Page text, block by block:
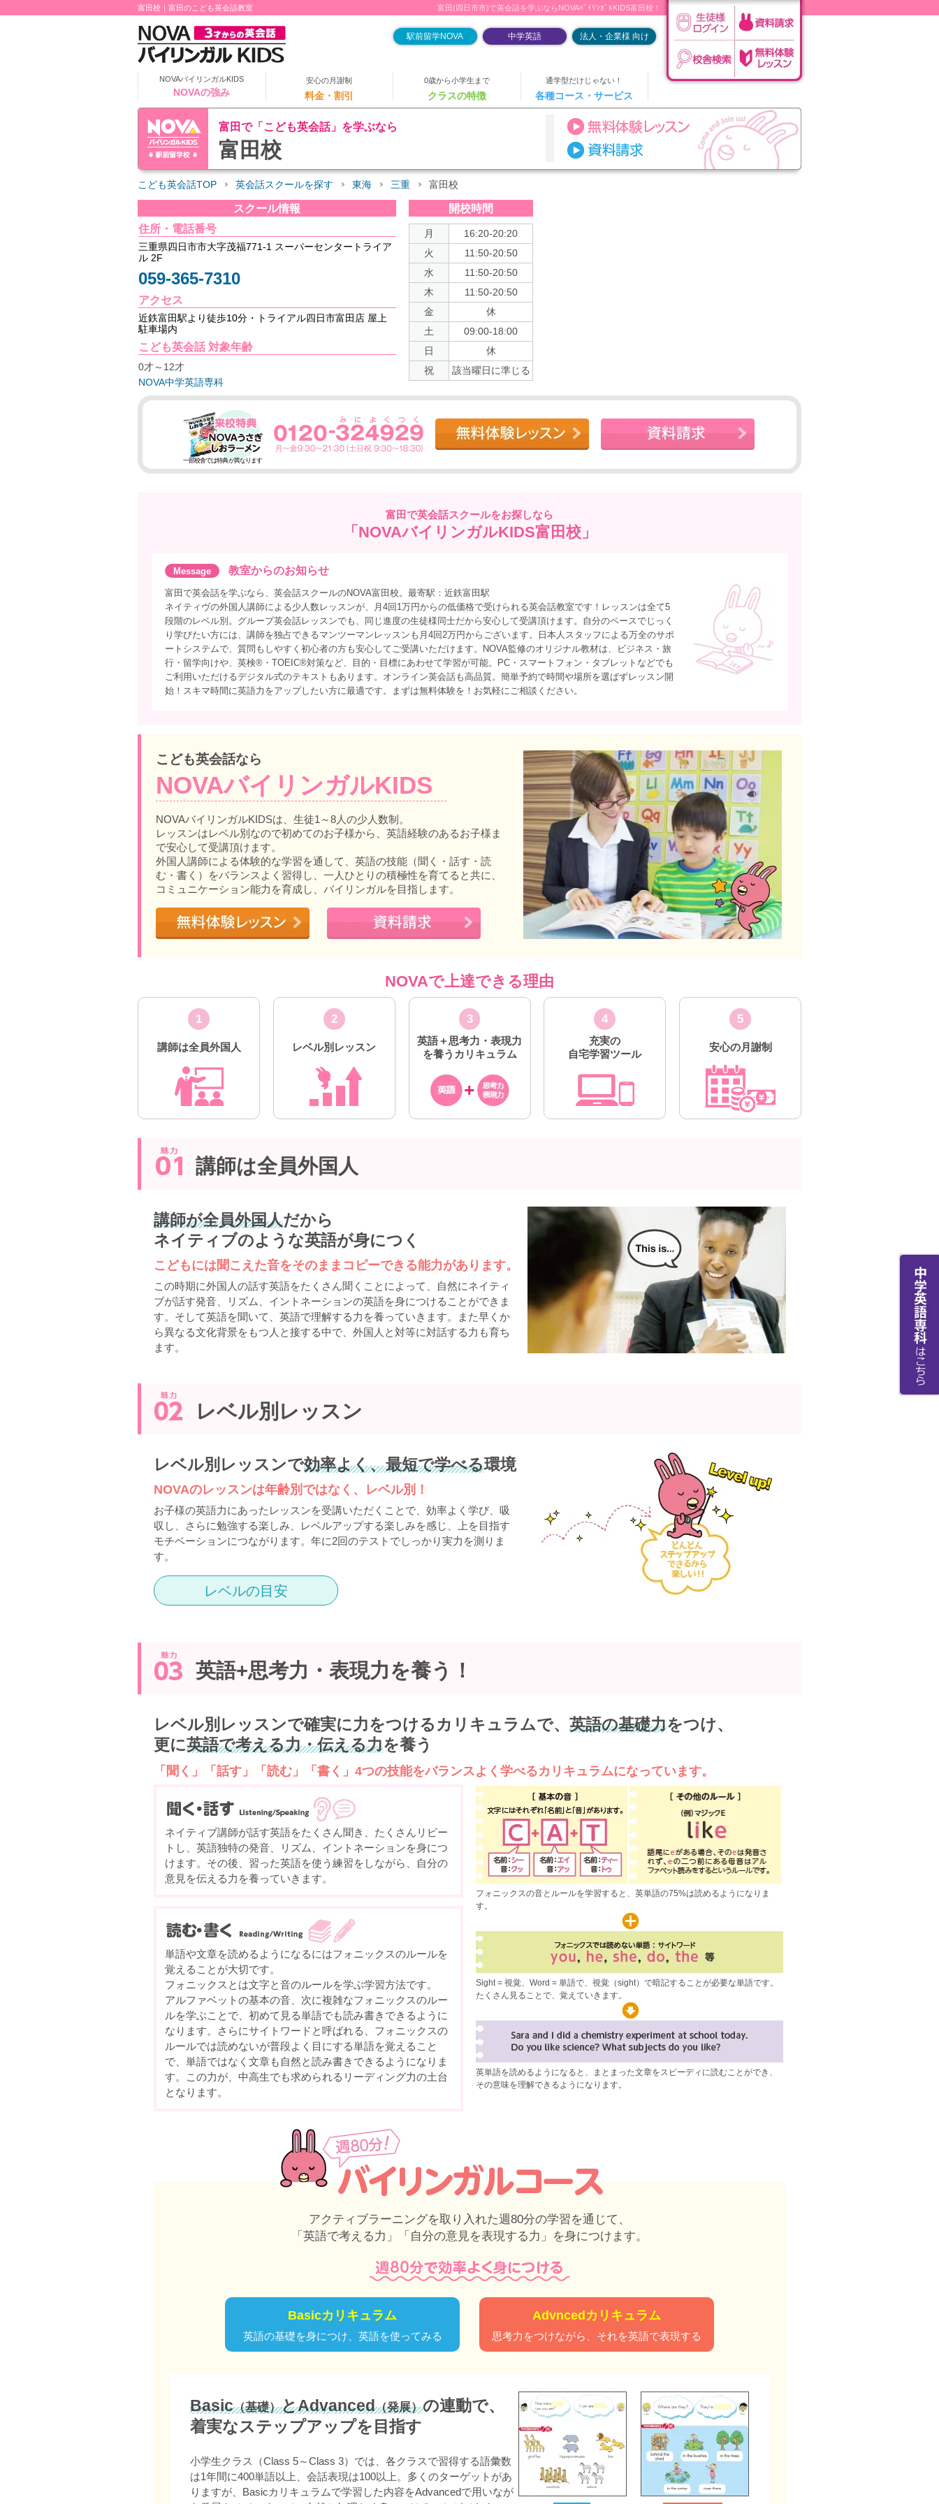
富田校｜富田のこども英会話教室 富田(四日市市)で英会話を学ぶならNOVAﾊﾞｲﾘﾝｶﾞﾙKIDS富田校！
駅前留学NOVA 中学英語 法人・企業様 向け
NOVAバイリンガルKIDS
NOVAの強み
安心の月謝制
料金・割引
0歳から小学生まで
クラスの特徴
通学型だけじゃない！
各種コース・サービス
富田校
富田で「こども英会話」を学ぶなら
こども英会話TOP 英会話スクールを探す 東海 三重 富田校
スクール情報
住所・電話番号
三重県四日市市大字茂福771-1 スーパーセンタートライア
ル 2F
059-365-7310
アクセス
近鉄富田駅より徒歩10分・トライアル四日市富田店 屋上
駐車場内
こども英会話 対象年齢
0才～12才
NOVA中学英語専科
開校時間
月
16:20-20:20
火
11:50-20:50
水
11:50-20:50
木
11:50-20:50
金
休
土
09:00-18:00
日
休
祝
該当曜日に準じる
一部校舎では特典が異なります
富田で英会話スクールをお探しなら
「NOVAバイリンガルKIDS富田校」
教室からのお知らせ
富田で英会話を学ぶなら、英会話スクールのNOVA富田校。最寄駅：近鉄富田駅
ネイティヴの外国人講師による少人数レッスンが、月4回1万円からの低価格で受けられる英会話教室です！レッスンは全て5
段階のレベル別。グループ英会話レッスンでも、同じ進度の生徒様同士だから安心して受講頂けます。自分のペースでじっく
り学びたい方には、講師を独占できるマンツーマンレッスンも月4回2万円からございます。日本人スタッフによる万全のサポ
ートシステムで、質問もしやすく初心者の方も安心してご受講いただけます。NOVA監修のオリジナル教材は、ビジネス・旅
行・留学向けや、英検®・TOEIC®対策など、目的・目標にあわせて学習が可能。PC・スマートフォン・タブレットなどでも
ご利用いただけるデジタル式のテキストもあります。オンライン英会話も高品質。簡単予約で時間や場所を選ばずレッスン開
始！スキマ時間に英語力をアップしたい方に最適です。まずは無料体験を！お気軽にご相談ください。
こども英会話なら
NOVAバイリンガルKIDS
NOVAバイリンガルKIDSは、生徒1～8人の少人数制。
レッスンはレベル別なので初めてのお子様から、英語経験のあるお子様ま
で安心して受講頂けます。
外国人講師による体験的な学習を通して、英語の技能（聞く・話す・読
む・書く）をバランスよく習得し、一人ひとりの積極性を育てると共に、
コミュニケーション能力を育成し、バイリンガルを目指します。
NOVAで上達できる理由
1
講師は全員外国人
2
レベル別レッスン
3
英語＋思考力・表現力
を養うカリキュラム
4
充実の
自宅学習ツール
5
安心の月謝制
講師は全員外国人
講師が全員外国人だから
ネイティブのような英語が身につく
こどもには聞こえた音をそのままコピーできる能力があります。
この時期に外国人の話す英語をたくさん聞くことによって、自然にネイティ
ブが話す発音、リズム、イントネーションの英語を身につけることができま
す。そして英語を聞いて、英語で理解する力を養っていきます。また早くか
ら異なる文化背景をもつ人と接する中で、外国人と対等に対話する力も育ち
ます。
レベル別レッスン
レベル別レッスンで効率よく、最短で学べる環境
NOVAのレッスンは年齢別ではなく、レベル別！
お子様の英語力にあったレッスンを受講いただくことで、効率よく学び、吸
収し、さらに勉強する楽しみ、レベルアップする楽しみを感じ、上を目指す
モチベーションにつながります。年に2回のテストでしっかり実力を測りま
す。
レベルの目安
英語+思考力・表現力を養う！
レベル別レッスンで確実に力をつけるカリキュラムで、 英語の基礎力をつけ、
更に英語で考える力・伝える力を養う
「聞く」「話す」「読む」「書く」4つの技能をバランスよく学べるカリキュラムになっています。
ネイティブ講師が話す英語をたくさん聞き、たくさんリピー
トし、英語独特の発音、リズム、イントネーションを身につ
けます。その後、習った英語を使う練習をしながら、自分の
意見を伝える力を養っていきます。
単語や文章を読めるようになるにはフォニックスのルールを
覚えることが大切です。
フォニックスとは文字と音のルールを学ぶ学習方法です。
アルファベットの基本の音、次に複雑なフォニックスのルー
ルを学ぶことで、初めて見る単語でも読み書きできるように
なります。さらにサイトワードと呼ばれる、フォニックスの
ルールでは読めないが普段よく目にする単語を覚えること
で、単語ではなく文章も自然と読み書きできるようになりま
す。この力が、中高生でも求められるリーディング力の土台
となります。
フォニックスの音とルールを学習すると、英単語の75%は読めるようになりま
す。
Sight = 視覚、Word = 単語で、視覚（sight）で暗記することが必要な単語です。
たくさん見ることで、覚えていきます。
英単語を読めるようになると、まとまった文章をスピーディに読むことができ、
その意味を理解できるようになります。
アクティブラーニングを取り入れた週80分の学習を通じて、
「英語で考える力」「自分の意見を表現する力」を身につけます。
Basicカリキュラム
英語の基礎を身につけ、英語を使ってみる
Advncedカリキュラム
思考力をつけながら、それを英語で表現する
Basic（基礎）とAdvanced（発展）の連動で、
着実なステップアップを目指す
小学生クラス（Class 5～Class 3）では、各クラスで習得する語彙数
は1年間に400単語以上、会話表現は100以上。多くのターゲットがあ
りますが、Basicカリキュラムで学習した内容をAdvancedで用いなが